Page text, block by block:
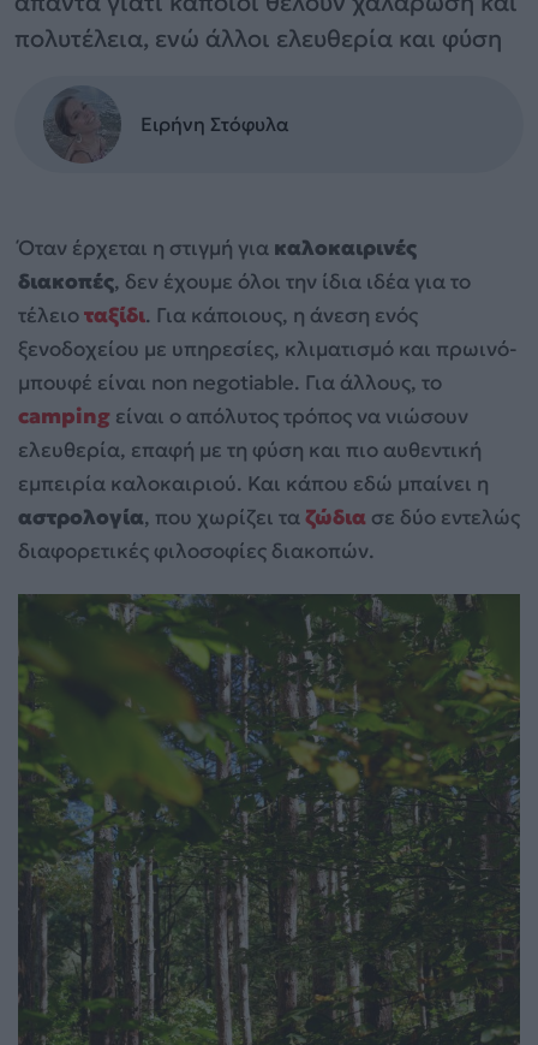
πολυτέλεια, ενώ άλλοι ελευθερία και φύση
Ειρήνη Στόφυλα
Όταν έρχεται η στιγμή για καλοκαιρινές
διακοπές, δεν έχουμε όλοι την ίδια ιδέα για το
τέλειοταξίδι. Για κάποιους, η άνεση ενός
ξενοδοχείου με υπηρεσίες, κλιματισμό και πρωινό-
μπουφέ είναι non negotiable. Για άλλους, το
camping είναι ο απόλυτος τρόπος να νιώσουν
ελευθερία, επαφή με τη φύση και πιο αυθεντική
εμπειρία καλοκαιριού. Και κάπου εδώ μπαίνει η
αστρολογία, που χωρίζει ταζώδια σε δύο εντελώς
διαφορετικές φιλοσοφίες διακοπών.